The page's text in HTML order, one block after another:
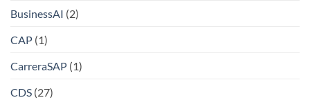
BusinessAI (2)
CAP (1)
CarreraSAP (1)
CDS (27)